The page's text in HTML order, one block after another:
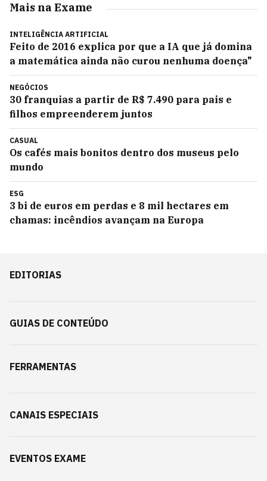
Mais na Exame
INTELIGÊNCIA ARTIFICIAL
Feito de 2016 explica por que a IA que já domina
a matemática ainda não curou nenhuma doença"
NEGÓCIOS
30 franquias a partir de R$ 7.490 para pais e
filhos empreenderem juntos
CASUAL
Os cafés mais bonitos dentro dos museus pelo
mundo
ESG
3 bi de euros em perdas e 8 mil hectares em
chamas: incêndios avançam na Europa
EDITORIAS
GUIAS DE CONTEÚDO
FERRAMENTAS
CANAIS ESPECIAIS
EVENTOS EXAME